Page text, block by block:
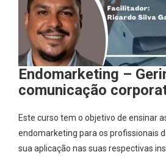
Endomarketing –
comunicação
Este curso tem o objetivo de ensinar
endomarketing para os profissionais
sua aplicação nas suas respectivas